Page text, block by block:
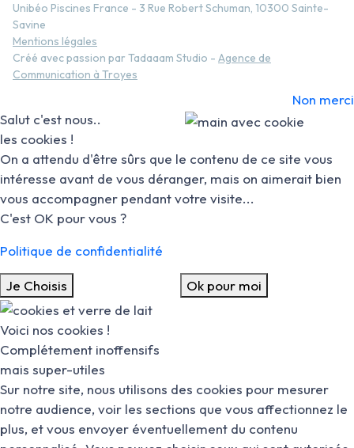
Unibéo Piscines France - 3 Rue Robert Schuman, 10300 Sainte-
Savine
Mentions légales
Créé avec passion par Tadaaam Studio - Agence de
Communication à Troyes
Non merci
Salut c'est nous..
les cookies !
On a attendu d'être sûrs que le contenu de ce site vous
intéresse avant de vous déranger, mais on aimerait bien
vous accompagner pendant votre visite...
C'est OK pour vous ?
Politique de confidentialité
Je Choisis Ok pour moi
Voici nos cookies !
Complétement inoffensifs
mais super-utiles
Sur notre site, nous utilisons des cookies pour mesurer
notre audience, voir les sections que vous affectionnez le
plus, et vous envoyer éventuellement du contenu